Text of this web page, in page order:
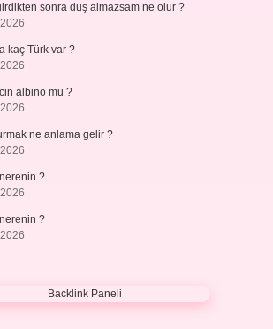
sonra duş almazsam ne olur ?
kaç Türk var ?
albino mu ?
ne anlama gelir ?
?
?